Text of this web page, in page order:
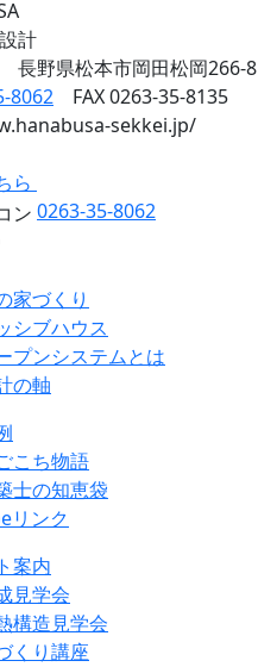
計
長野県松本市岡田松岡266-8
8062 FAX 0263-35-8135
sekkei.jp/
ら
0263-35-8062
家づくり
シブハウス
プンシステムとは
の軸
こち物語
士の知恵袋
リンク
案内
見学会
構造見学会
くり講座